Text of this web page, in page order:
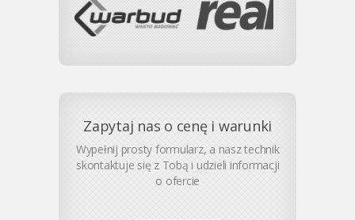
Zapytaj nas o cenę i warunki
Wypełnij prosty formularz, a nasz technik
skontaktuje się z Tobą i udzieli informacji
o ofercie